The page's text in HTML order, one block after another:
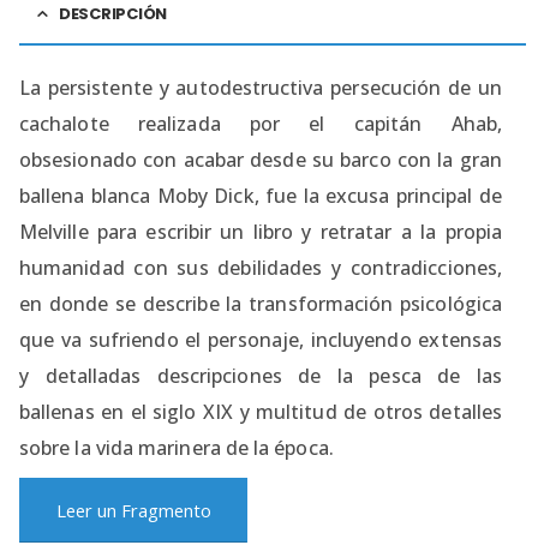
DESCRIPCIÓN
La persistente y autodestructiva persecución de un
cachalote realizada por el capitán Ahab,
obsesionado con acabar desde su barco con la gran
ballena blanca Moby Dick, fue la excusa principal de
Melville para escribir un libro y retratar a la propia
humanidad con sus debilidades y contradicciones,
en donde se describe la transformación psicológica
que va sufriendo el personaje, incluyendo extensas
y detalladas descripciones de la pesca de las
ballenas en el siglo XIX y multitud de otros detalles
sobre la vida marinera de la época.
Leer un Fragmento